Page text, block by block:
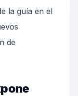
la guía en el
de